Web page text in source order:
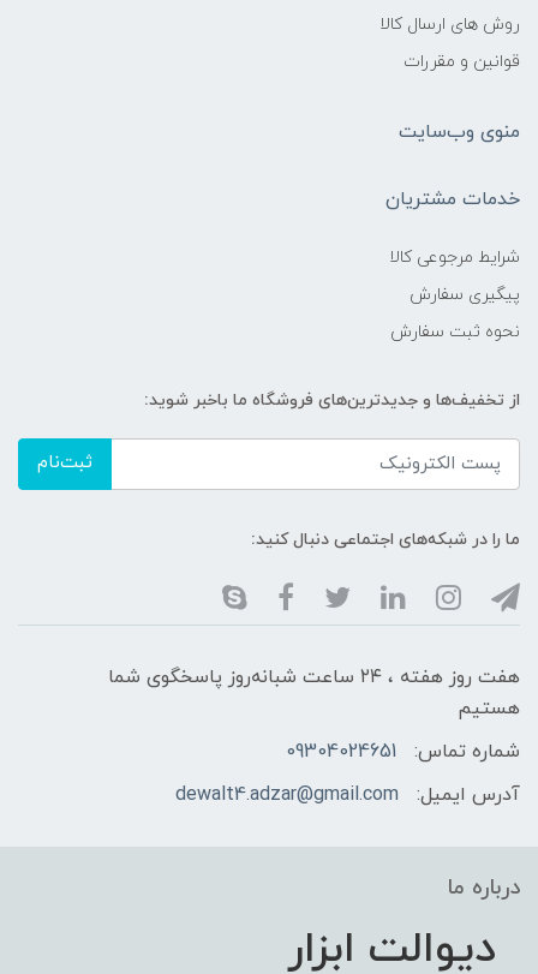
روش های ارسال کالا
قوانین و مقررات
منوی وب‌سایت
خدمات مشتریان
شرایط مرجوعی کالا
پیگیری سفارش
نحوه ثبت سفارش
از تخفیف‌ها و جدیدترین‌های فروشگاه ما باخبر شوید:
ثبت‌نام
ما را در شبکه‌های اجتماعی دنبال کنید:
هفت روز هفته ، ۲۴ ساعت شبانه‌روز پاسخگوی شما
هستیم
شماره تماس:
09304024651
آدرس ایمیل:
dewalt4.adzar@gmail.com
درباره ما
دیوالت ابزار